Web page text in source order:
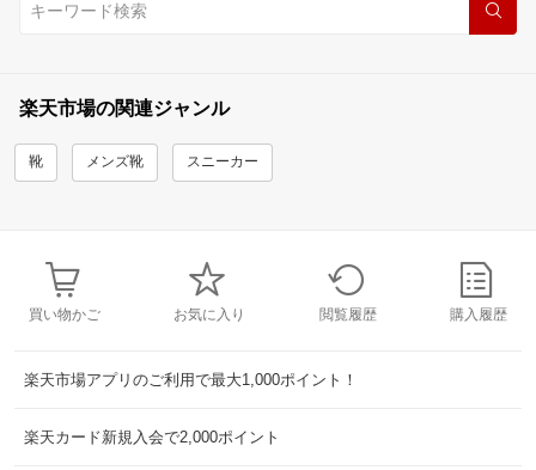
楽天市場の関連ジャンル
靴 メンズ靴 スニーカー
買い物かご お気に入り 閲覧履歴 購入履歴
楽天市場アプリのご利用で最大1,000ポイント！
楽天カード新規入会で2,000ポイント